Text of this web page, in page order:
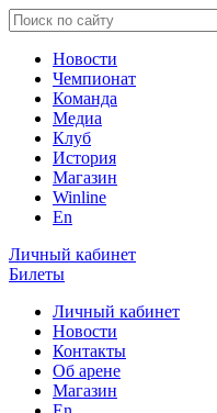
Новости
Чемпионат
Команда
Медиа
Клуб
История
Магазин
Winline
En
Личный кабинет
Билеты
Личный кабинет
Новости
Контакты
Об арене
Магазин